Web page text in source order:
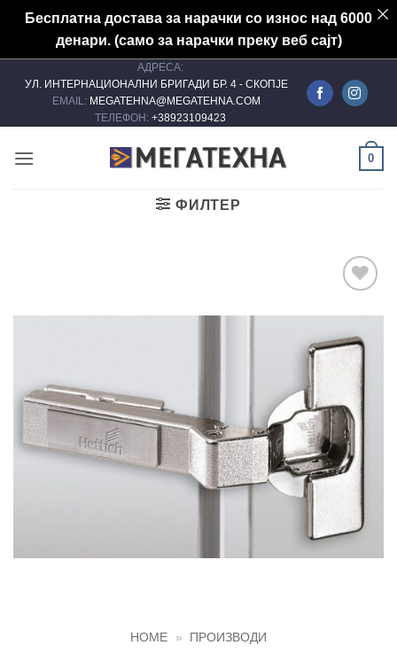
Бесплатна достава за нарачки со износ над 6000
денари. (само за нарачки преку веб сајт)
АДРЕСА:
УЛ. ИНТЕРНАЦИОНАЛНИ БРИГАДИ БР. 4 - СКОПЈЕ
EMAIL: MEGATEHNA@MEGATEHNA.COM
ТЕЛЕФОН: +38923109423
0
ФИЛТЕР
HOME » ПРОИЗВОДИ